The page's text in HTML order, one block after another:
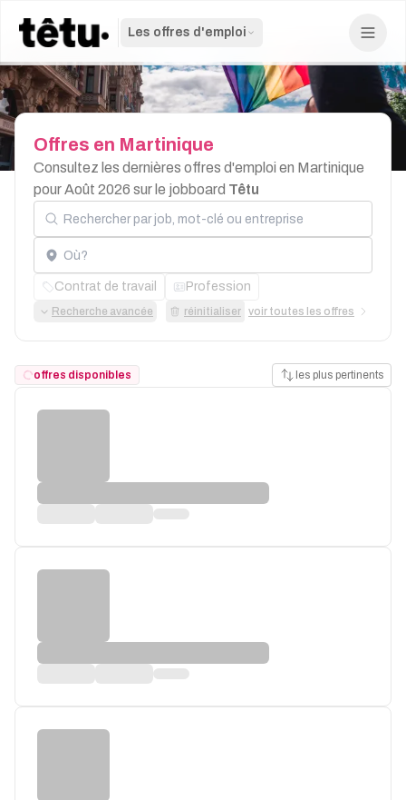
Les offres d'emploi
Offres en Martinique
Consultez les dernières offres d'emploi en Martinique
pour Août 2026 sur le jobboard Têtu
Rechercher par job, mot-clé ou entreprise
Localisation
Contrat de travail Profession
Recherche avancée réinitialiser voir toutes les offres
offres disponibles les plus pertinents